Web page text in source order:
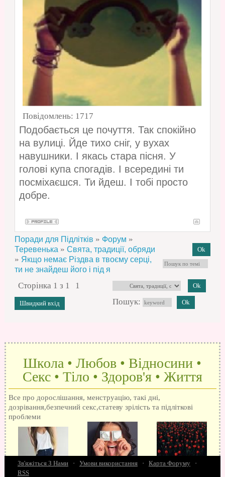
Повідомлень: 1717
Подобається це почуття. Так спокійно
на вулиці. Йде тихо сніг, у вухах
навушники. І якась стара пісня. У
голові купа спогадів. І всередині ти
посміхаєшся. Ти йдеш. І тобі просто
добре.
Поради для Підлітків » Форум »
Теревенька » Свята, традиції, обряди
» Якщо немає Різдва в твоєму серці,
ти не знайдеш його і під я
Сторінка 1 з 1
1
Пошук:
Школа • Любов • Відносини •
Секс • Тіло • Здоров'я • Життя
Все про дорослішання, менструацію, такі дні,
дозрівання,безпечний секс,статеву зрілість та підліткові
проблеми
Зв'яжіться З Нами · Умови використання · Карта Форуму
·
RSS